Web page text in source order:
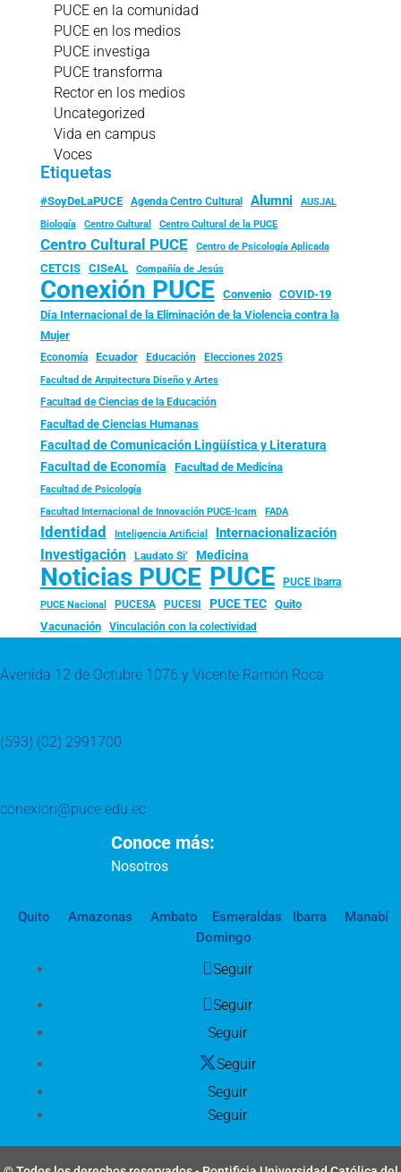
PUCE en la comunidad
PUCE en los medios
PUCE investiga
PUCE transforma
Rector en los medios
Uncategorized
Vida en campus
Voces
Etiquetas
#SoyDeLaPUCE Agenda Centro Cultural Alumni
AUSJAL
Biología
Centro Cultural Centro Cultural de la PUCE
Centro Cultural PUCE Centro de Psicología Aplicada
CETCIS CISeAL Compañía de Jesús
Conexión PUCE Convenio
COVID-19
Día Internacional de la Eliminación de la Violencia contra la
Mujer
Economía Ecuador Educación Elecciones 2025
Facultad de Arquitectura Diseño y Artes
Facultad de Ciencias de la Educación
Facultad de Ciencias Humanas
Facultad de Comunicación Lingüística y Literatura
Facultad de Economía Facultad de Medicina
Facultad de Psicología
Facultad Internacional de Innovación PUCE-Icam FADA
Identidad Inteligencia Artificial Internacionalización
Investigación Laudato Si’ Medicina
Noticias PUCE PUCE PUCE Ibarra
PUCE Nacional PUCESA PUCESI PUCE TEC
Quito
Vacunación
Vinculación con la colectividad
Avenida 12 de Octubre 1076 y Vicente Ramón Roca
(593) (02) 2991700
conexion@puce.edu.ec
Conoce más:
Nosotros
Quito Amazonas Ambato Esmeraldas Ibarra
Manabí
Domingo
Seguir
Seguir
Seguir
Seguir
Seguir
Seguir